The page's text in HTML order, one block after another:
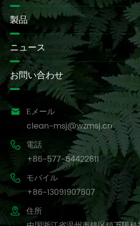
製品
ニュース
お問い合わせ
 Eメール
clean-msj@wzmsj.cn
 電話
+86-577-64422811
 モバイル
+86-13091907807
 住所